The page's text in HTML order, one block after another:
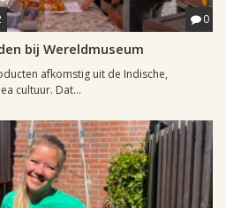
0
bij Wereldmuseum
afkomstig uit de Indische,
cultuur. Dat...